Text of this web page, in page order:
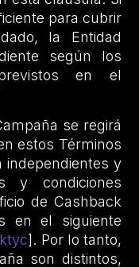
para cubrir
la Entidad
según los
en el
se regirá
estos Términos
independientes y
y condiciones
de Cashback
en el siguiente
]. Por lo tanto,
son distintos,